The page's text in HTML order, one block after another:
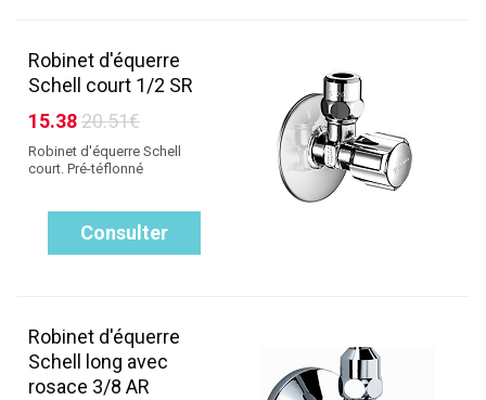
Robinet d'équerre
Schell court 1/2 SR
15.3820.51€
Robinet d'équerre Schell
court. Pré-téflonné
Consulter
Robinet d'équerre
Schell long avec
rosace 3/8 AR